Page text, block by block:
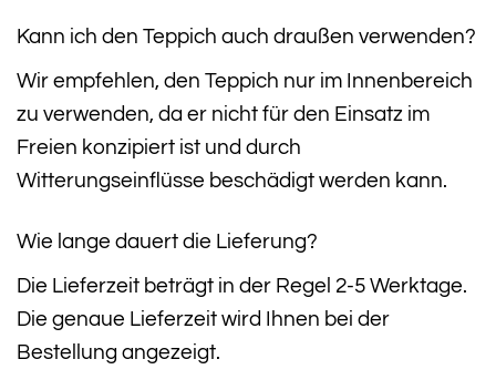
Kann ich den Teppich auch draußen verwenden?
Wir empfehlen, den Teppich nur im Innenbereich
zu verwenden, da er nicht für den Einsatz im
Freien konzipiert ist und durch
Witterungseinflüsse beschädigt werden kann.
Wie lange dauert die Lieferung?
Die Lieferzeit beträgt in der Regel 2-5 Werktage.
Die genaue Lieferzeit wird Ihnen bei der
Bestellung angezeigt.